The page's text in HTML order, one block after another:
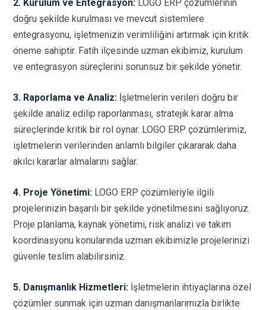
2. Kurulum ve Entegrasyon: LOGO ERP çözümlerinin
doğru şekilde kurulması ve mevcut sistemlere
entegrasyonu, işletmenizin verimliliğini artırmak için kritik
öneme sahiptir. Fatih ilçesinde uzman ekibimiz, kurulum
ve entegrasyon süreçlerini sorunsuz bir şekilde yönetir.
3. Raporlama ve Analiz: İşletmelerin verileri doğru bir
şekilde analiz edilip raporlanması, stratejik karar alma
süreçlerinde kritik bir rol oynar. LOGO ERP çözümlerimiz,
işletmelerin verilerinden anlamlı bilgiler çıkararak daha
akılcı kararlar almalarını sağlar.
4. Proje Yönetimi: LOGO ERP çözümleriyle ilgili
projelerinizin başarılı bir şekilde yönetilmesini sağlıyoruz.
Proje planlama, kaynak yönetimi, risk analizi ve takım
koordinasyonu konularında uzman ekibimizle projelerinizi
güvenle teslim alabilirsiniz.
5. Danışmanlık Hizmetleri: İşletmelerin ihtiyaçlarına özel
çözümler sunmak için uzman danışmanlarımızla birlikte